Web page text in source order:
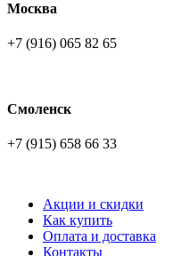
Москва
+7 (916) 065 82 65
Смоленск
+7 (915) 658 66 33
Акции и скидки
Как купить
Оплата и доставка
Контакты